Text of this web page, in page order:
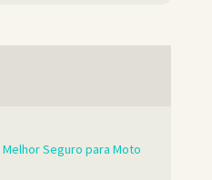
Seguro para Moto